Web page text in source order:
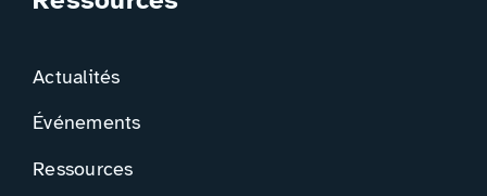
Actualités
Événements
Ressources